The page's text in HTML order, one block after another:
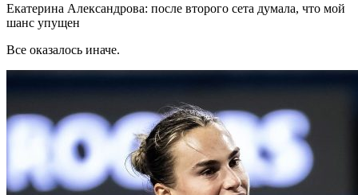
Екатерина Александрова: после второго сета думала, что мой
шанс упущен
Все оказалось иначе.